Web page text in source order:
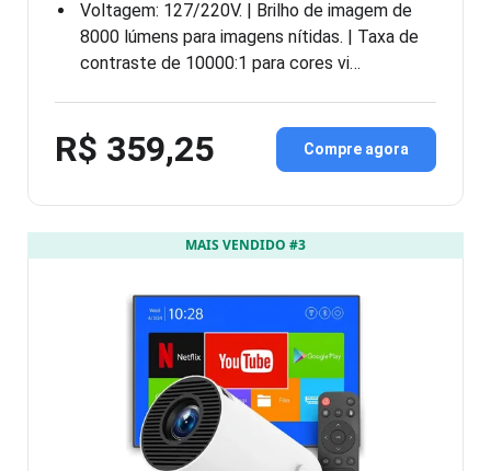
Voltagem: 127/220V. | Brilho de imagem de
8000 lúmens para imagens nítidas. | Taxa de
contraste de 10000:1 para cores vi…
R$ 359,25 Compre agora
MAIS VENDIDO #3